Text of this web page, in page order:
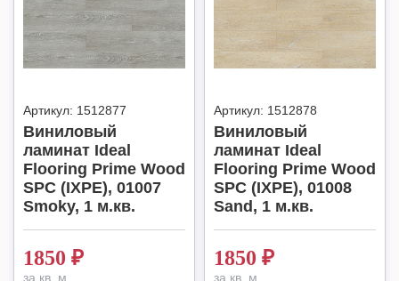
Артикул: 1512877
Виниловый
ламинат Ideal
Flooring Prime Wood
SPC (IXPE), 01007
Smoky, 1 м.кв.
1850 ₽
за кв. м.
Артикул: 1512878
Виниловый
ламинат Ideal
Flooring Prime Wood
SPC (IXPE), 01008
Sand, 1 м.кв.
1850 ₽
за кв. м.